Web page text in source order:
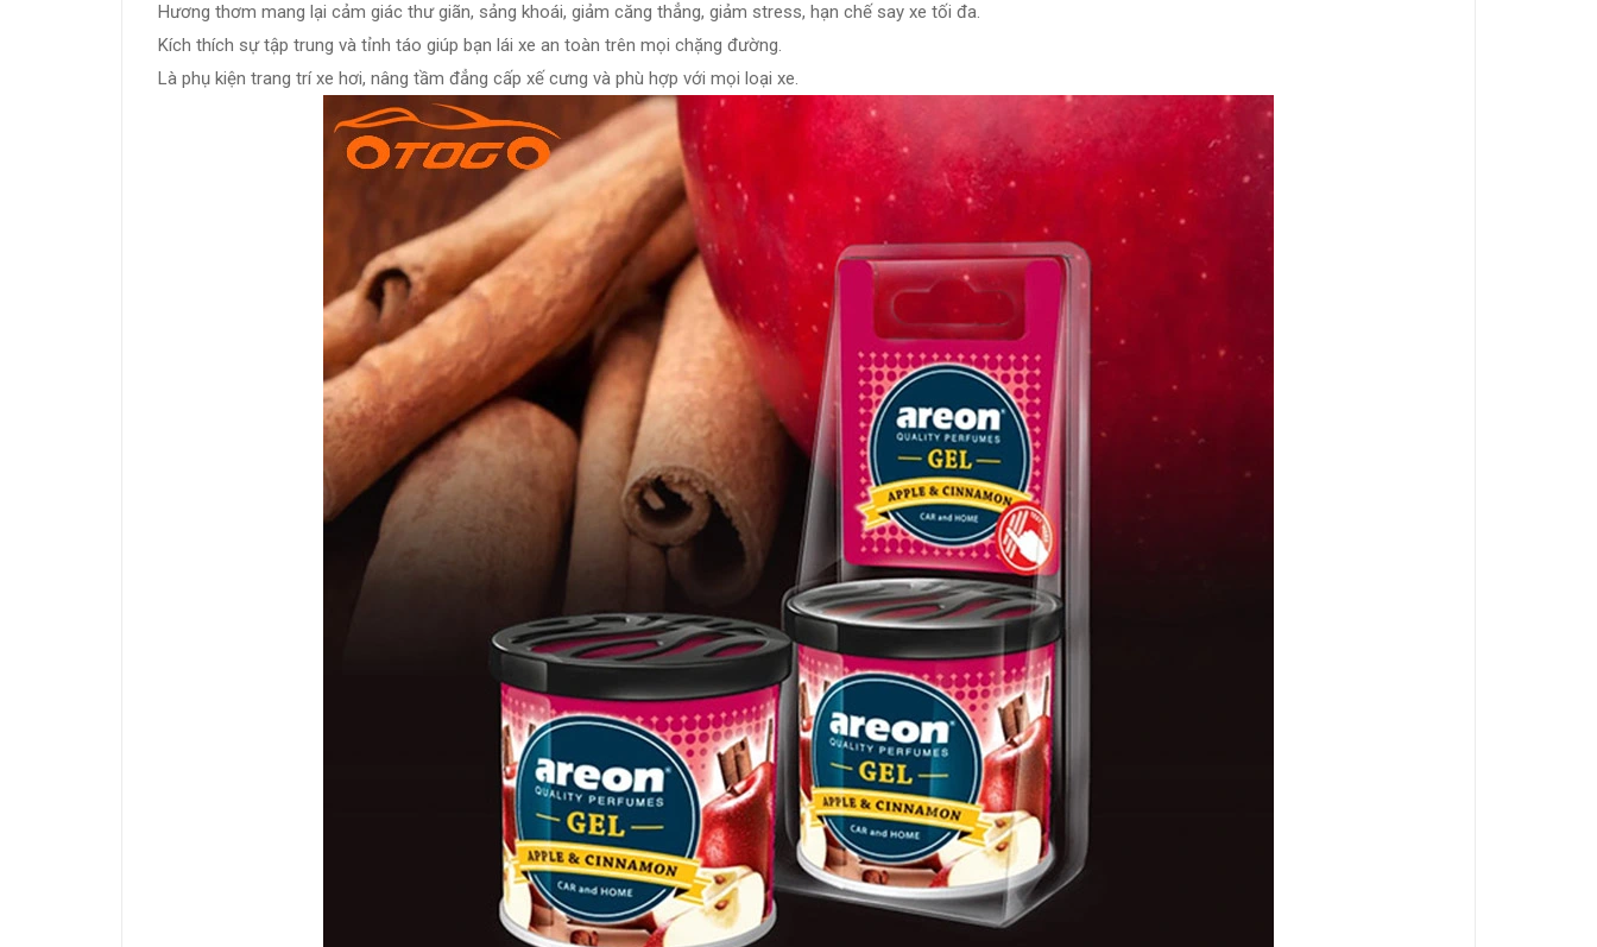
Hương thơm mang lại cảm giác thư giãn, sảng khoái, giảm căng thẳng, giảm stress, hạn chế say xe tối đa.
Kích thích sự tập trung và tỉnh táo giúp bạn lái xe an toàn trên mọi chặng đường.
Là phụ kiện trang trí xe hơi, nâng tầm đẳng cấp xế cưng và phù hợp với mọi loại xe.